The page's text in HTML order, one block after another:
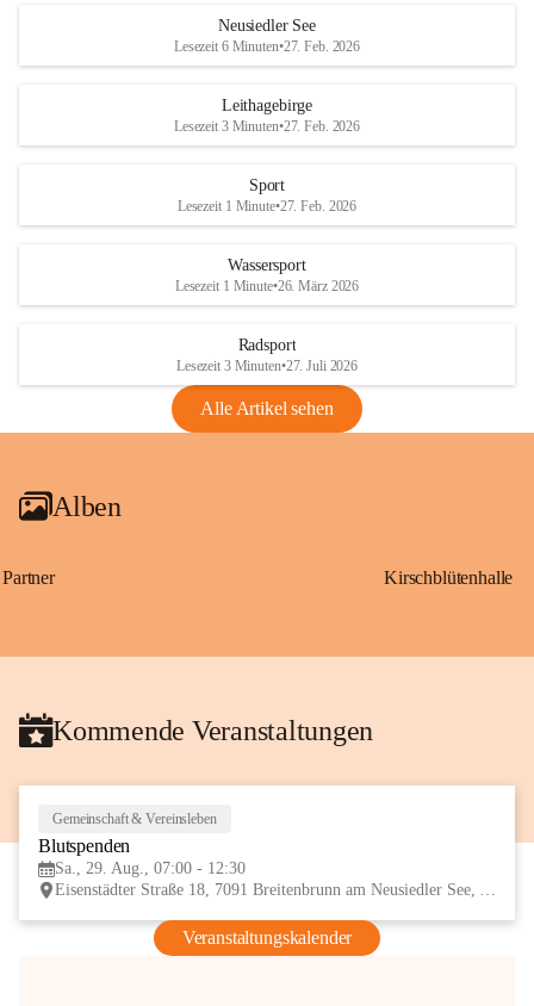
S
und den daraus folgenden wirtschaftlichen
Maßnahmen zur Bekämpfung
Rebe und der Amerikanischen
Anhang VBl. EU Nr. 18
1 Seite•1,4 MB
VBl. EU Nr. 18_2026
r
S
Neusiedler See
Lesezeit 6 Minuten•27. Feb. 2026
Leithagebirge
Lesezeit 3 Minuten•27. Feb. 2026
Sport
Lesezeit 1 Minute•27. Feb. 2026
Wassersport
Lesezeit 1 Minute•26. März 2026
Radsport
Lesezeit 3 Minuten•27. Juli 2026
Alle Artikel sehen
Alben
Partner Kirschblütenhalle
Kommende Veranstaltungen
Gemeinschaft & Vereinsleben
Blutspenden
Sa., 29. Aug., 07:00 - 12:30
Eisenstädter Straße 18, 7091 Breitenbrunn am Neusiedler See, AUT
Veranstaltungskalender